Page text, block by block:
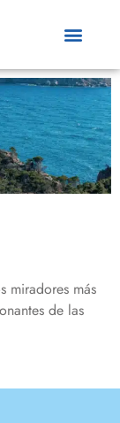
miradores más
de las